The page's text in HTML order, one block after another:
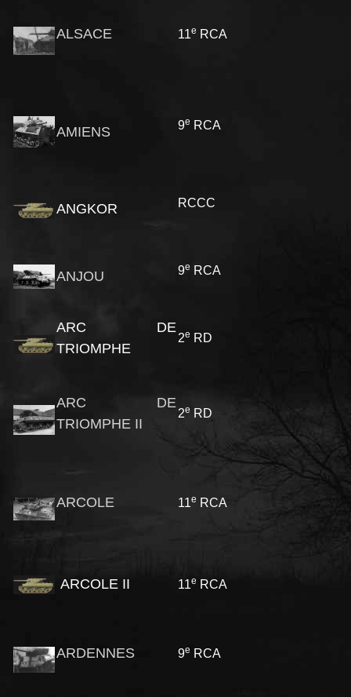
ALSACE 11e RCA
AMIENS 9e RCA
ANGKOR RCCC
ANJOU 9e RCA
ARC DE
TRIOMPHE
2e RD
ARC DE
TRIOMPHE II
2e RD
ARCOLE 11e RCA
ARCOLE II 11e RCA
ARDENNES 9e RCA